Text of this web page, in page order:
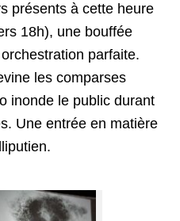
présents à cette heure
18h), une bouffée
parfaite.
les comparses
inonde le public durant
Une entrée en matière